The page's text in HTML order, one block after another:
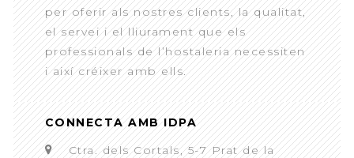
per oferir als nostres clients, la qualitat,
el servei i el lliurament que els
professionals de l’hostaleria necessiten
i així créixer amb ells.
CONNECTA AMB IDPA
Ctra. dels Cortals, 5-7 Prat de la